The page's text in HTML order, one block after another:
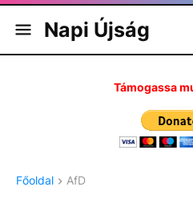
Napi Újság
Támogassa
Főoldal AfD